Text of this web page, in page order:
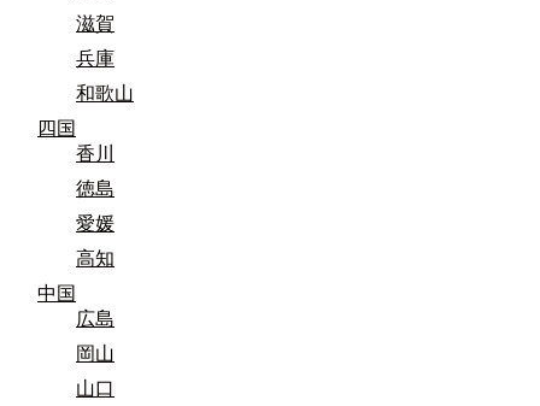
滋賀
兵庫
和歌山
四国
香川
徳島
愛媛
高知
中国
広島
岡山
山口